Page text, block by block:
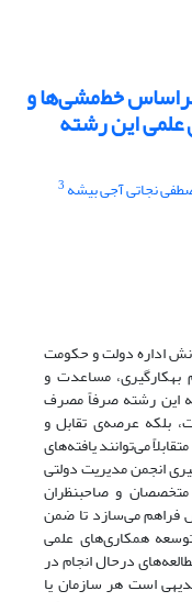
خط‌مشی‌ها و
علمی این رشته
نجاتی آجی بیشه 3
اداره دولت و حکومت
سبب شده است پیشرفت در آن، مستلزم به‎کارگیری، مساعدت و
این رشته صرفاً مصرف
بلکه عرصه‌ی تقابل و
می‌توانند یافته‌های
انجمن مدیریت دولتی
متخصصان و صاحبنظران
فراهم می‌سازد تا ضمن
همکاری‌های علمی
درحال انجام در
است هر سازمان یا